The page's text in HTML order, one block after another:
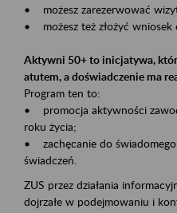
• możesz zarezerwować
• możesz też złożyć wniosek
Aktywni 50+ to inicjatywa,
atutem, a doświadczenie ma
Program ten to:
• promocja aktywności
roku życia;
• zachęcanie do świadomego
świadczeń.
ZUS przez działania
dojrzałe w podejmowaniu i